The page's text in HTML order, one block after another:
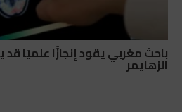
باحث مغربي يقود إنجازًا علميًا
الزهايمر